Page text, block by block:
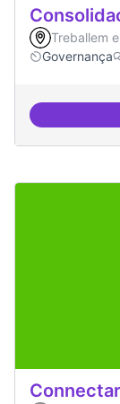
Treballem
Governança